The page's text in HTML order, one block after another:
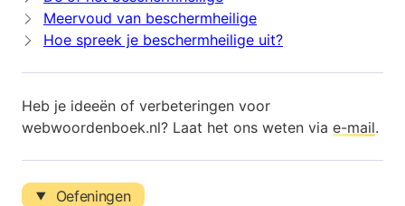
Meervoud van beschermheilige
Hoe spreek je beschermheilige uit?
Heb je ideeën of verbeteringen voor
webwoordenboek.nl? Laat het ons weten via e-mail.
Oefeningen